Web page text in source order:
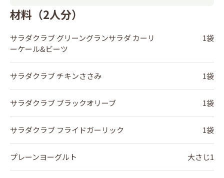
材料（2人分）
サラダクラブ グリーングランサラダ カーリ
ーケール&ビーツ
1袋
サラダクラブ チキンささみ 1袋
サラダクラブ ブラックオリーブ 1袋
サラダクラブ フライドガーリック 1袋
プレーンヨーグルト 大さじ1